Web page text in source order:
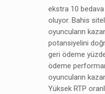
ekstra 10
oluyor. Bahis
oyuncuların
potansiyelini
geri ödeme
ödeme
oyuncuların
Yüksek RTP